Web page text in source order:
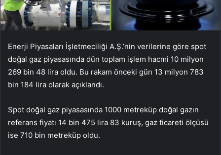
Enerji Piyasaları İşletmeciliği A.Ş.’nin verilerine göre spot
doğal gaz piyasasında dün toplam işlem hacmi 10 milyon
269 bin 48 lira oldu. Bu rakam önceki gün 13 milyon 783
bin 184 lira olarak açıklandı.
Spot doğal gaz piyasasında 1000 metreküp doğal gazın
referans fiyatı 14 bin 475 lira 83 kuruş, gaz ticareti ölçüsü
ise 710 bin metreküp oldu.